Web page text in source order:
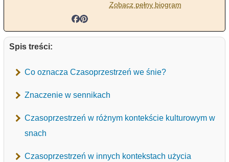
Zobacz pełny biogram
Spis treści:
Co oznacza Czasoprzestrzeń we śnie?
Znaczenie w sennikach
Czasoprzestrzeń w różnym kontekście kulturowym w
snach
Czasoprzestrzeń w innych kontekstach użycia